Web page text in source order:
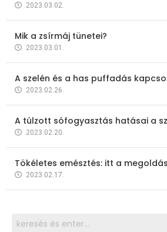
2023.03.02.
Mik a zsírmáj tünetei?
2023.03.01.
A szelén és a has puffadás
2023.02.26.
A túlzott sófogyasztás hatásai a
2023.02.20.
Tökéletes emésztés: itt a
2023.02.17.